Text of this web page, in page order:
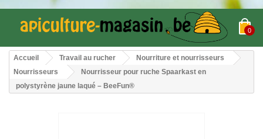
0
Accueil Travail au rucher
Nourriture et nourrisseurs
Nourrisseurs
Nourrisseur pour ruche Spaarkast en
polystyrène jaune laqué – BeeFun®